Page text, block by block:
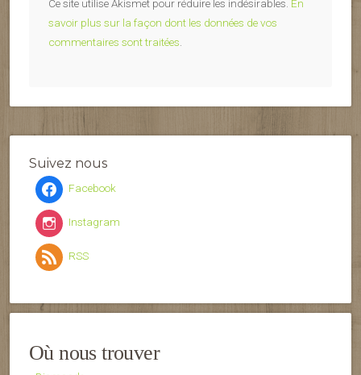
Ce site utilise Akismet pour réduire les indésirables. En
savoir plus sur la façon dont les données de vos
commentaires sont traitées
Suivez nous
Facebook
Instagram
RSS
Où nous trouver